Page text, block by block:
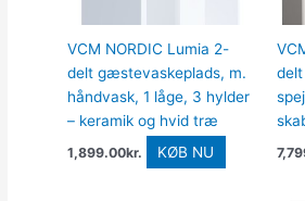
VCM NORDIC Lumia 2-
delt gæstevaskeplads, m.
håndvask, 1 låge, 3 hylder
– keramik og hvid træ
1,899.00kr. KØB NU
delt